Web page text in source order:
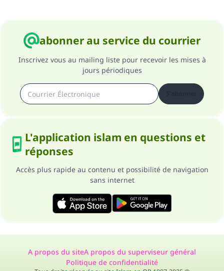
abonner au service du courrier
Inscrivez vous au mailing liste pour recevoir les mises à
jours périodiques
L'application islam en questions et
réponses
Accès plus rapide au contenu et possibilité de navigation
sans internet
A propos du siteA propos du superviseur général
Politique de confidentialité